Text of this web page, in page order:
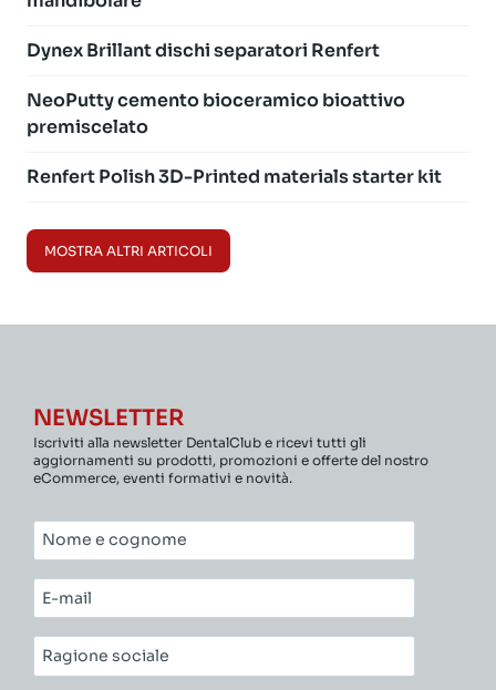
Dynex Brillant dischi separatori Renfert
NeoPutty cemento bioceramico bioattivo
premiscelato
Renfert Polish 3D-Printed materials starter kit
MOSTRA ALTRI ARTICOLI
NEWSLETTER
Iscriviti alla newsletter DentalClub e ricevi tutti gli
aggiornamenti su prodotti, promozioni e offerte del nostro
eCommerce, eventi formativi e novità.
Nome
e
cognome*
E-
mail*
Ragione
sociale*